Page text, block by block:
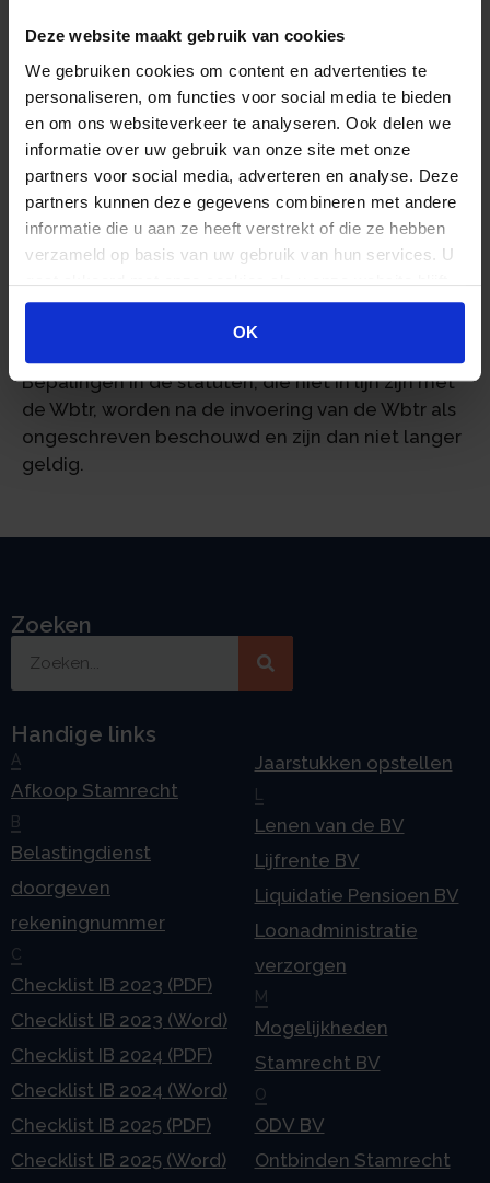
Deze website maakt gebruik van cookies
We gebruiken cookies om content en advertenties te
personaliseren, om functies voor social media te bieden
en om ons websiteverkeer te analyseren. Ook delen we
informatie over uw gebruik van onze site met onze
partners voor social media, adverteren en analyse. Deze
partners kunnen deze gegevens combineren met andere
informatie die u aan ze heeft verstrekt of die ze hebben
verzameld op basis van uw gebruik van hun services. U
gaat akkoord met onze cookies als u onze website blijft
gebruiken.
OK
toezichthouder is. De regeling geldt ook als een
bestuurszetel vacant is. In de statuten kan een
tijdelijke bestuurder of commissaris worden
aangewezen. Als de statuten nu nog geen
regeling voor belet of ontstentenis bevatten,
dient deze bij de eerstvolgende
statutenwijziging te worden ingevoegd. De
vereniging of stichting is niet verplicht de
statuten direct na de invoering van de Wbtr te
Bepalingen in de statuten, die niet in lijn zijn met
de Wbtr, worden na de invoering van de Wbtr als
ongeschreven beschouwd en zijn dan niet langer
geldig.
Zoeken
Handige links
A
Afkoop Stamrecht
B
Belastingdienst
doorgeven
rekeningnummer
C
Checklist IB 2023 (PDF)
Checklist IB 2023 (Word)
Checklist IB 2024 (PDF)
Checklist IB 2024 (Word)
Checklist IB 2025 (PDF)
Checklist IB 2025 (Word)
Jaarstukken opstellen
L
Lenen van de BV
Lijfrente BV
Liquidatie Pensioen BV
Loonadministratie
verzorgen
M
Mogelijkheden
Stamrecht BV
O
ODV BV
Ontbinden Stamrecht